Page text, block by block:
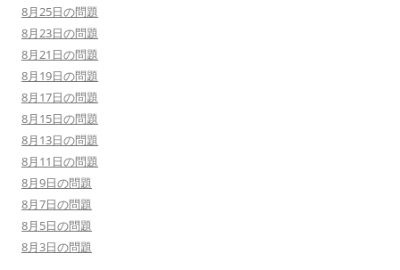
8月25日の問題
8月23日の問題
8月21日の問題
8月19日の問題
8月17日の問題
8月15日の問題
8月13日の問題
8月11日の問題
8月9日の問題
8月7日の問題
8月5日の問題
8月3日の問題